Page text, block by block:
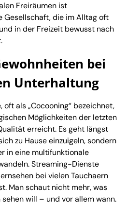
Freiräumen ist
Gesellschaft, die im Alltag oft
in der Freizeit bewusst nach
bei
Unterhaltung
oft als „Cocooning“ bezeichnet,
Möglichkeiten der letzten
erreicht. Es geht längst
zu Hause einzuigeln, sondern
in eine multifunktionale
Streaming-Dienste
bei vielen Tauchaern
Man schaut nicht mehr, was
will – und vor allem wann.